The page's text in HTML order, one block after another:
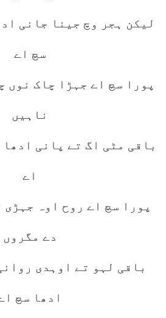
لیکن ہجر وچ جینا جانی
سچ اے
پورا سچ اے جہڑا چاک نوں
ناہیں
باقی مٹی اگ تے پانی
اے
پورا سچ اے روح اوہ
دے مگروں
باقی لہو تے اوہدی
ادھا سچ